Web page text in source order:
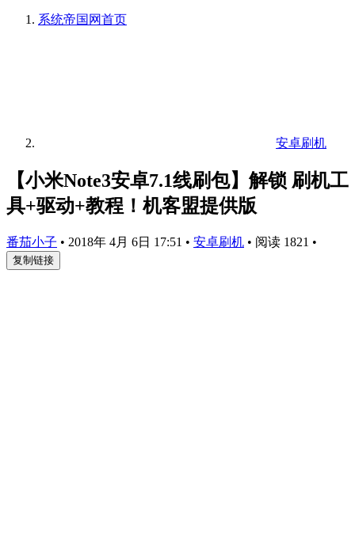
系统帝国网首页
安卓刷机
【小米Note3安卓7.1线刷包】解锁 刷机工
具+驱动+教程！机客盟提供版
番茄小子 • 2018年 4月 6日 17:51 • 安卓刷机 • 阅读 1821 •
复制链接